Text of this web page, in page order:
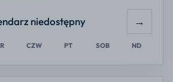
niedostępny →
CZW PT SOB ND